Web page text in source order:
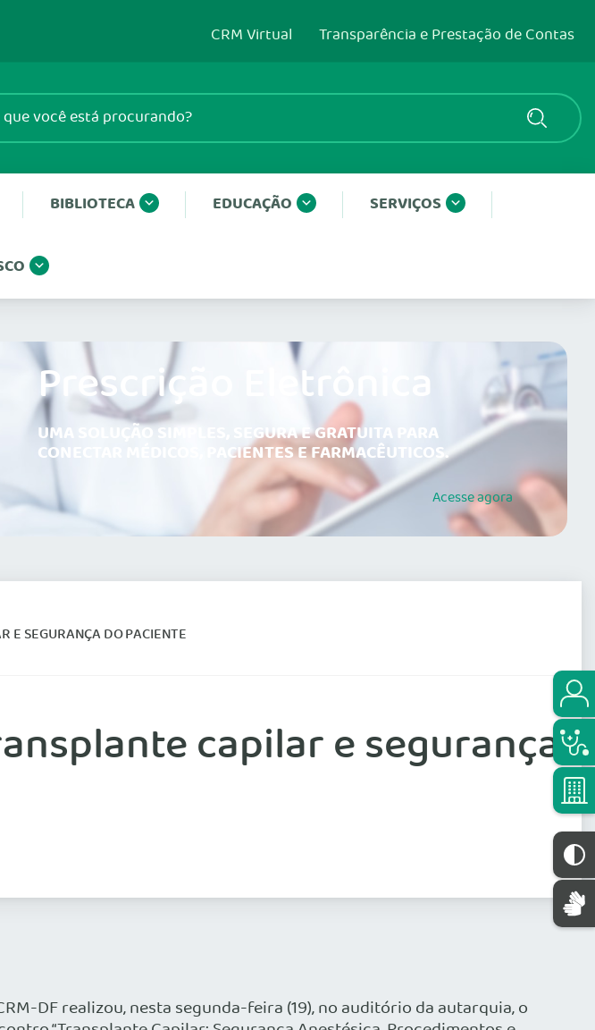
CRM Virtual Transparência e Prestação de Contas
BIBLIOTECA EDUCAÇÃO SERVIÇOS
Prescrição Eletrônica
UMA SOLUÇÃO SIMPLES, SEGURA E GRATUITA PARA
CONECTAR MÉDICOS, PACIENTES E FARMACÊUTICOS.
Acesseagora
E SEGURANÇA DO PACIENTE
capilar e segurança
DF realizou, nesta segunda-feira (19), no auditório da autarquia, o